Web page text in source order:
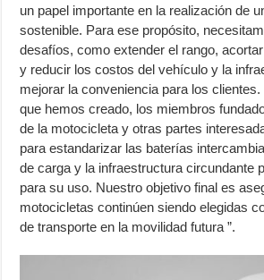
un papel importante en la realización de
sostenible. Para ese propósito,
desafíos, como extender el rango,
y reducir los costos del vehículo y la
mejorar la conveniencia para los
que hemos creado, los miembros
de la motocicleta y otras partes
para estandarizar las baterías
de carga y la infraestructura circundante
para su uso. Nuestro objetivo final es
motocicletas continúen siendo elegidas
de transporte en la movilidad futura ”.